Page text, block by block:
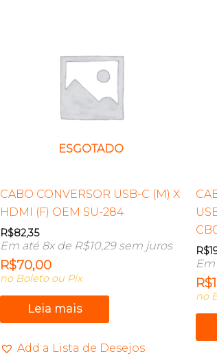
ESGOTADO
CABO CONVERSOR USB-C (M) X
HDMI (F) OEM SU-284
R$82,35
Em até 8x de R$10,29sem juros
R$70,00
no Boleto ou Pix
Leia mais
Add a Lista de Desejos
R$
Em
R$
no